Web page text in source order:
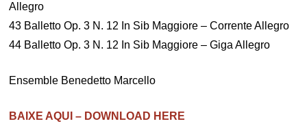
Allegro
43 Balletto Op. 3 N. 12 In Sib Maggiore – Corrente Allegro
44 Balletto Op. 3 N. 12 In Sib Maggiore – Giga Allegro
Ensemble Benedetto Marcello
BAIXE AQUI – DOWNLOAD HERE